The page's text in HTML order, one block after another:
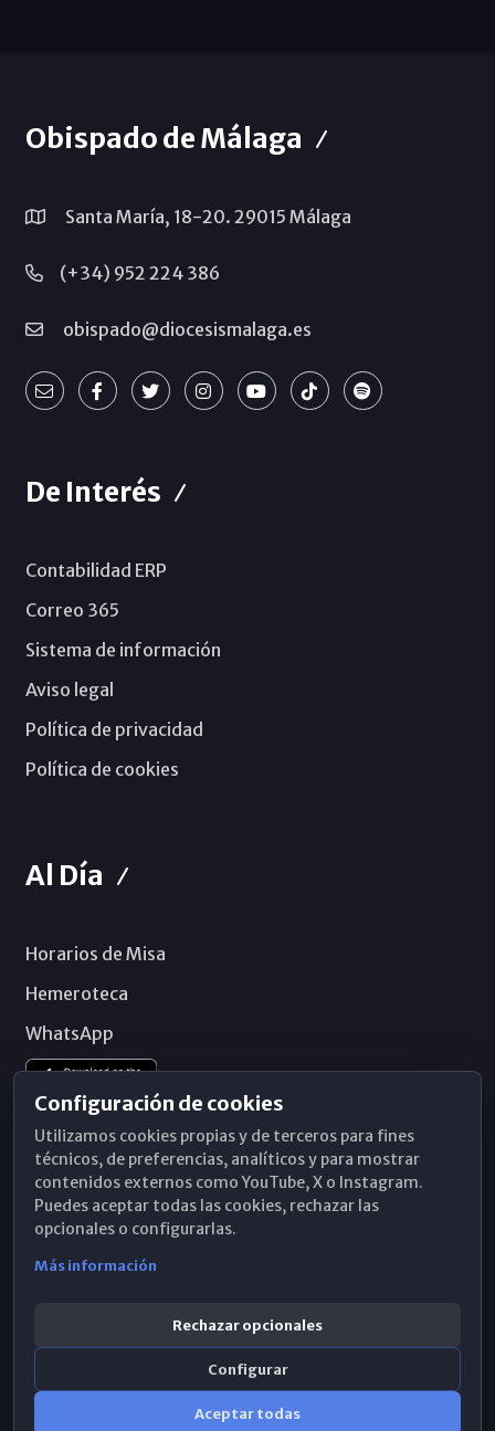
Obispado de Málaga
Santa María, 18-20. 29015 Málaga
(+34) 952 224 386
obispado@diocesismalaga.es
De Interés
Contabilidad ERP
Correo 365
Sistema de información
Aviso legal
Política de privacidad
Política de cookies
Al Día
Horarios de Misa
Hemeroteca
WhatsApp
Configuración de cookies
Utilizamos cookies propias y de terceros para fines
técnicos, de preferencias, analíticos y para mostrar
contenidos externos como YouTube, X o Instagram.
Puedes aceptar todas las cookies, rechazar las
opcionales o configurarlas.
Más información
Rechazar opcionales
Configurar
Aceptar todas